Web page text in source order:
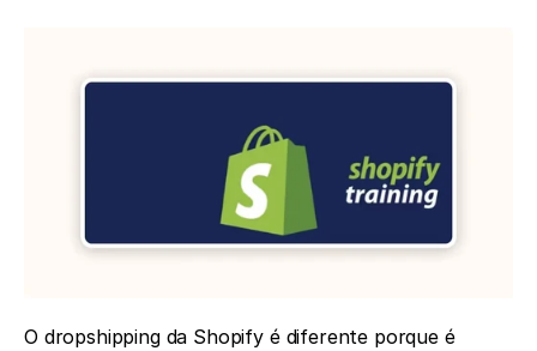
O dropshipping da Shopify é diferente porque é